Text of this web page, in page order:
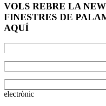
VOLS REBRE LA
FINESTRES DE
AQUÍ
electrònic